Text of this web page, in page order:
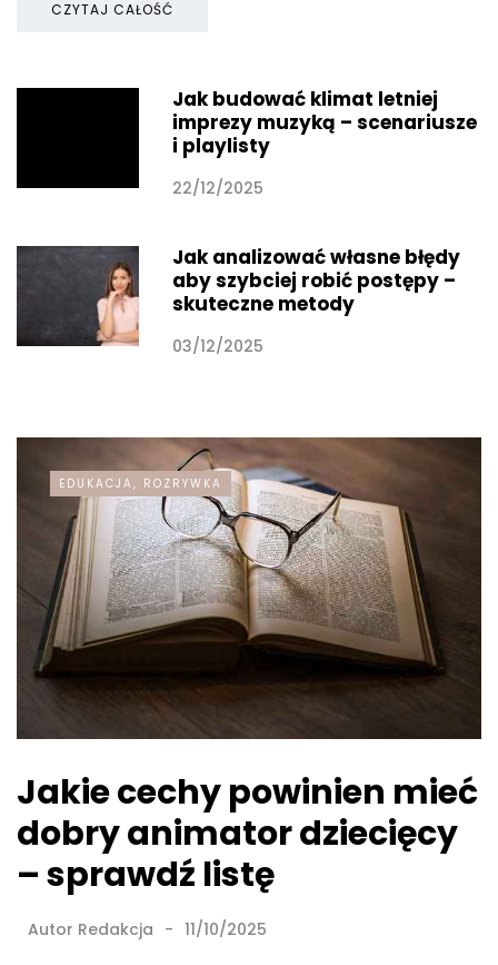
CZYTAJ CAŁOŚĆ
Jak budować klimat letniej
imprezy muzyką – scenariusze
i playlisty
22/12/2025
Jak analizować własne błędy
aby szybciej robić postępy –
skuteczne metody
03/12/2025
EDUKACJA, ROZRYWKA
Jakie cechy powinien mieć
dobry animator dziecięcy
– sprawdź listę
Autor Redakcja 11/10/2025